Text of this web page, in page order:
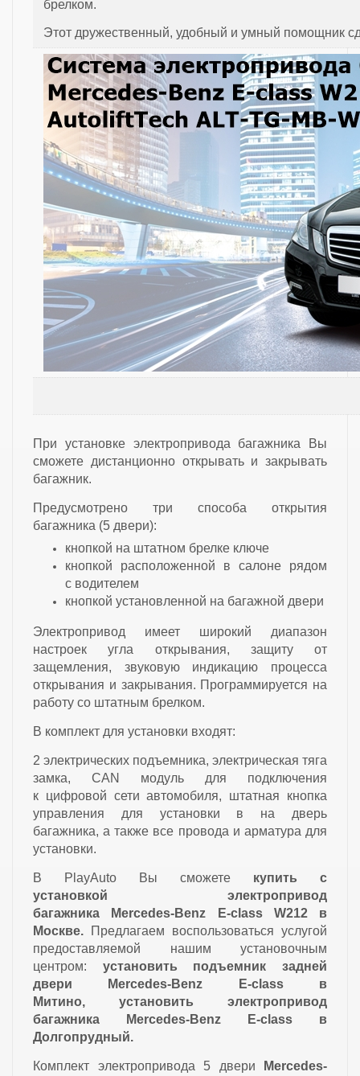
брелком.
Этот дружественный, удобный и умный помощник
При установке электропривода багажника Вы
сможете дистанционно открывать и закрывать
багажник.
Предусмотрено три способа открытия
багажника (5 двери):
кнопкой на штатном брелке ключе
кнопкой расположенной в салоне рядом
с водителем
кнопкой установленной на багажной двери
Электропривод имеет широкий диапазон
настроек угла открывания, защиту от
защемления, звуковую индикацию процесса
открывания и закрывания. Программируется на
работу со штатным брелком.
В комплект для установки входят:
2 электрических подъемника, электрическая тяга
замка, CAN модуль для подключения
к цифровой сети автомобиля, штатная кнопка
управления для установки в на дверь
багажника, а также все провода и арматура для
установки.
В PlayAuto Вы сможете купить с
установкой электропривод
багажника Mercedes-Benz E-class W212 в
Москве. Предлагаем воспользоваться услугой
предоставляемой нашим установочным
центром: установить подъемник задней
двери Mercedes-Benz E-class в
Митино, установить электропривод
багажника
Mercedes-Benz E-class в
Долгопрудный.
Комплект электропривода 5 двери
Mercedes-